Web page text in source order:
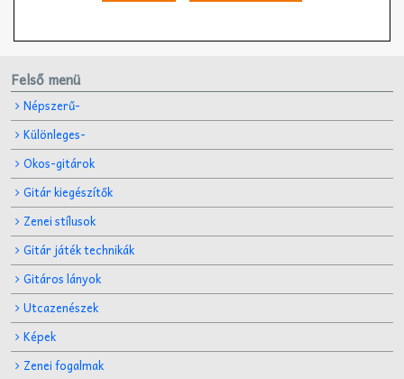
Felső menü
Népszerű-
Különleges-
Okos-gitárok
Gitár kiegészítők
Zenei stílusok
Gitár játék technikák
Gitáros lányok
Utcazenészek
Képek
Zenei fogalmak